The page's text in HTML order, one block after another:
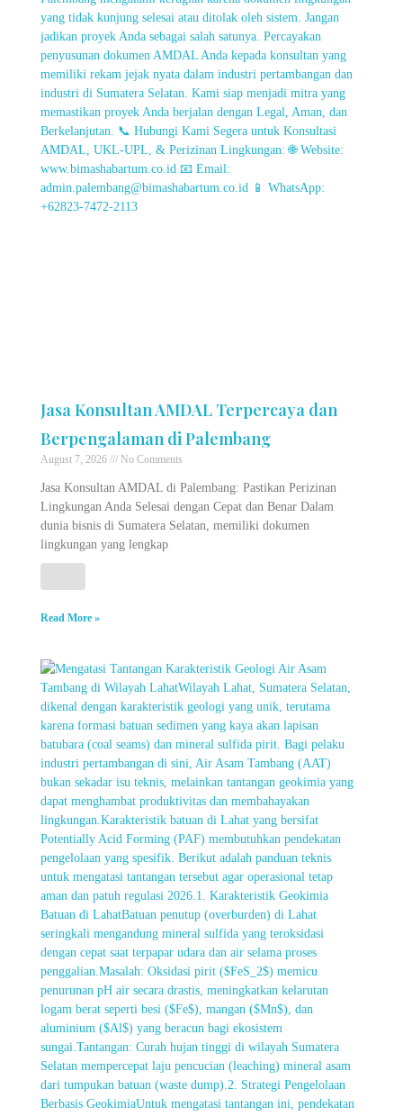
Jasa Konsultan AMDAL Terpercaya dan
Berpengalaman di Palembang
August 7, 2026 No Comments
Jasa Konsultan AMDAL di Palembang: Pastikan Perizinan
Lingkungan Anda Selesai dengan Cepat dan Benar Dalam
dunia bisnis di Sumatera Selatan, memiliki dokumen
lingkungan yang lengkap
Read More »